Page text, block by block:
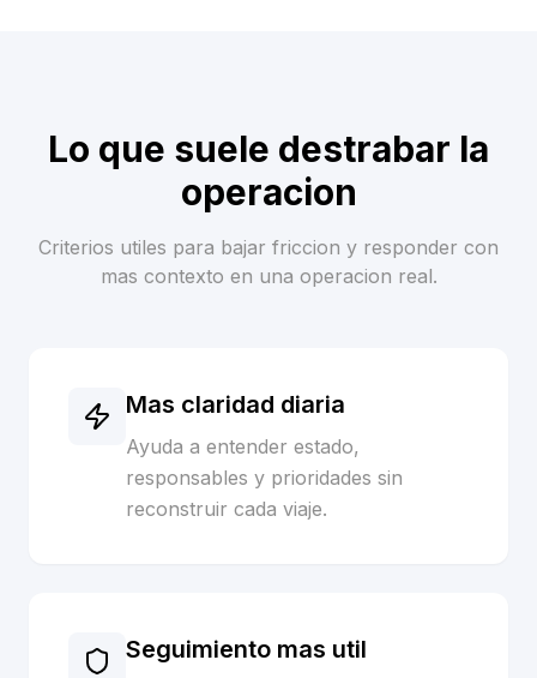
Lo que suele destrabar la
operacion
Criterios utiles para bajar friccion y responder con
mas contexto en una operacion real.
Mas claridad diaria
Ayuda a entender estado,
responsables y prioridades sin
reconstruir cada viaje.
Seguimiento mas util